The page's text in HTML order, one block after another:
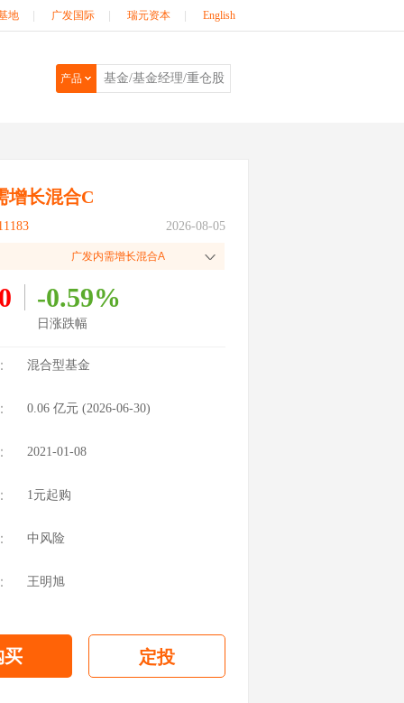
地 广发国际 瑞元资本 English
产品
增长混合C
2026-08-05
广发内需增长混合A
-0.59%
日涨跌幅
混合型基金
0.06 亿元 (2026-06-30)
2021-01-08
1元起购
中风险
王明旭
买 定投